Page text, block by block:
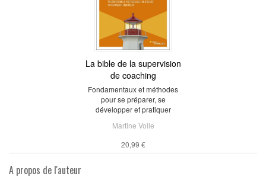
La bible de la supervision
de coaching
Fondamentaux et méthodes
pour se préparer, se
développer et pratiquer
Martine Volle
20,99 €
A propos de l'auteur